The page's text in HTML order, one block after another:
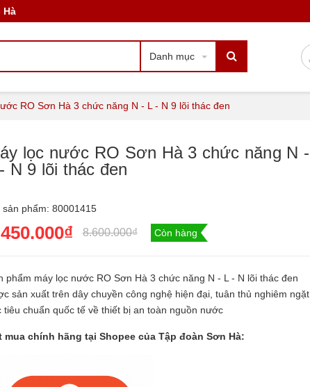
Hà
Danh mục
RO Sơn Hà 3 chức năng N - L - N 9 lõi thác đen
thác đen
lọc nước RO Sơn Hà 3 chức năng N -
N 9 lõi thác đen
sản phẩm: 80001415
8.600.000₫ Còn hàng
phẩm máy lọc nước RO Sơn Hà 3 chức năng N - L - N lõi thác đen
sản xuất trên dây chuyền công nghệ hiện đại, tuân thủ nghiêm ngặt
tiêu chuẩn quốc tế về thiết bị an toàn nguồn nước
mua chính hãng tại Shopee của Tập đoàn Sơn Hà: